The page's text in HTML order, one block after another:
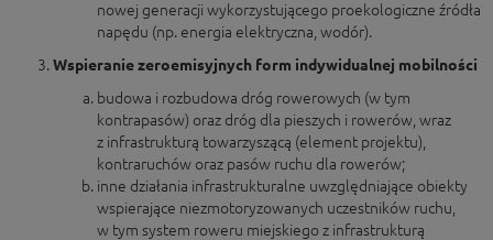
nowej generacji wykorzystującego proekologiczne źródła
napędu (np. energia elektryczna, wodór).
Wspieranie zeroemisyjnych form indywidualnej mobilności
budowa i rozbudowa dróg rowerowych (w tym
kontrapasów) oraz dróg dla pieszych i rowerów, wraz
z infrastrukturą towarzyszącą (element projektu),
kontraruchów oraz pasów ruchu dla rowerów;
inne działania infrastrukturalne uwzględniające obiekty
wspierające niezmotoryzowanych uczestników ruchu,
w tym system roweru miejskiego z infrastrukturą